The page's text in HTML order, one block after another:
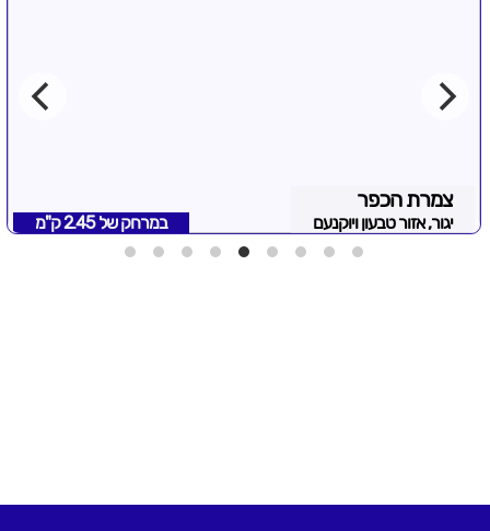
צמרת הכפר
יגור, אזור טבעון ויוקנעם במרחק של 2.45 ק"מ